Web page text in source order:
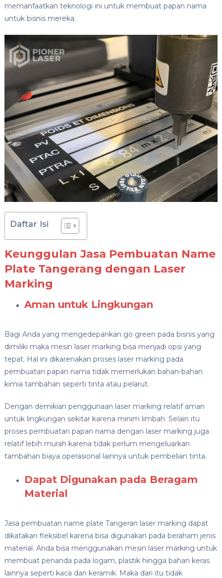
memanfaatkan teknologi ini untuk membuat papan nama
untuk bisnis mereka.
Daftar Isi
Keunggulan Jasa Pembuatan Name
Plate Tangerang dengan Laser
Marking
Aman untuk Lingkungan
Bagi Anda yang mengedepankan go green pada bisnis yang
dimiliki maka mesin laser marking bisa menjadi opsi yang
tepat. Hal ini dikarenakan proses laser marking pada
pembuatan papan nama tidak memerlukan bahan-bahan
kimia tambahan seperti tinta atau pelarut.
Dengan demikian penggunaan laser marking relatif aman
untuk lingkungan sekitar karena minim limbah. Selain itu
proses pembuatan papan nama dengan laser marking juga
relatif lebih murah karena tidak perlum mengeluarkan
tambahan biaya operasional lainnya untuk pembelian tinta.
Dapat Digunakan pada Beragam
Material
Jasa pembuatan name plate Tangeran laser marking dapat
dikatakan fleksibel karena bisa digunakan pada beraham jenis
material. Anda bisa menggunakan mesin laser marking untuk
membuat penanda pada logam, plastik hingga bahan keras
lainnya seperti kaca dan keramik. Maka dari itu tidak